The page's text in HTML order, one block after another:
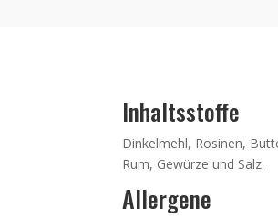
Inhaltsstoffe
Dinkelmehl, Rosinen,
Rum, Gewürze und Salz.
Allergene